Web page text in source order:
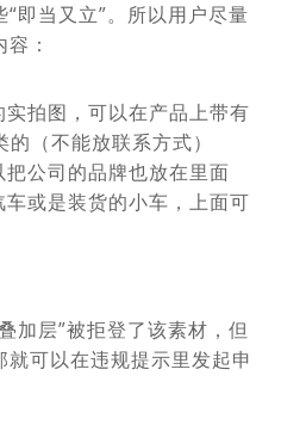
即当又立”。所以用户尽量
：
拍图，可以在产品上带有
（不能放联系方式）
公司的品牌也放在里面
或是装货的小车，上面可
加层”被拒登了该素材，但
可以在违规提示里发起申